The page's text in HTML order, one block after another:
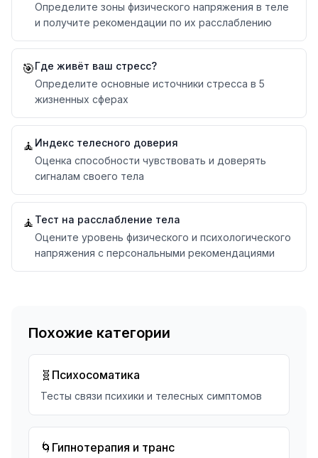
Определите зоны физического напряжения в теле
и получите рекомендации по их расслаблению
🎯Где живёт ваш стресс?
Определите основные источники стресса в 5
жизненных сферах
🧘 Индекс телесного доверия
Оценка способности чувствовать и доверять
сигналам своего тела
🧘 Тест на расслабление тела
Оцените уровень физического и психологического
напряжения с персональными рекомендациями
Похожие категории
🧬 Психосоматика
Тесты связи психики и телесных симптомов
🌀 Гипнотерапия и транс